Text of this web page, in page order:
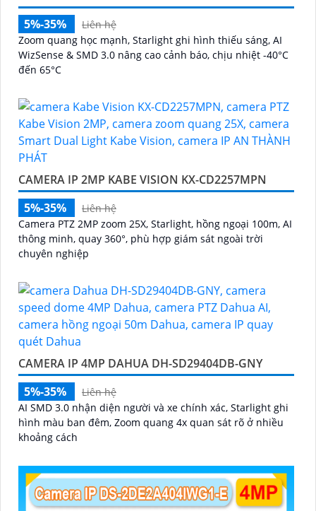
5%-35%
Liên hệ
Zoom quang học mạnh, Starlight ghi hình thiếu sáng, AI
WizSense & SMD 3.0 nâng cao cảnh báo, chịu nhiệt -40°C
đến 65°C
CAMERA IP 2MP KABE VISION KX-CD2257MPN
5%-35%
Liên hệ
Camera PTZ 2MP zoom 25X, Starlight, hồng ngoại 100m, AI
thông minh, quay 360°, phù hợp giám sát ngoài trời
chuyên nghiệp
CAMERA IP 4MP DAHUA DH-SD29404DB-GNY
5%-35%
Liên hệ
AI SMD 3.0 nhận diện người và xe chính xác, Starlight ghi
hình màu ban đêm, Zoom quang 4x quan sát rõ ở nhiều
khoảng cách